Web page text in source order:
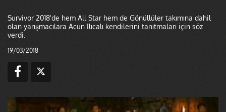
Survivor 2018'de hem All Star hem de Gönüllüler takımına dahil
olan yarışmacılara Acun Ilıcalı kendilerini tanıtmaları için söz
verdi.
19/03/2018